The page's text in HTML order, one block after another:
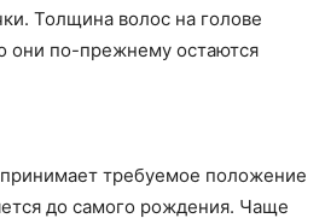
Толщина волос на голове
они по-прежнему остаются
требуемое положение
до самого рождения. Чаще